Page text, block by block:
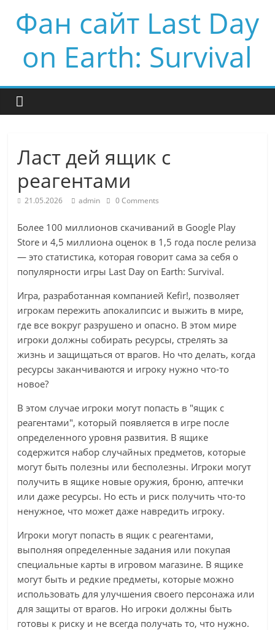
Фан сайт Last Day
on Earth: Survival
Ласт дей ящик с
реагентами
21.05.2026 admin 0 Comments
Более 100 миллионов скачиваний в Google Play
Store и 4,5 миллиона оценок в 1,5 года после релиза
— это статистика, которая говорит сама за себя о
популярности игры Last Day on Earth: Survival.
Игра, разработанная компанией Kefir!, позволяет
игрокам пережить апокалипсис и выжить в мире,
где все вокруг разрушено и опасно. В этом мире
игроки должны собирать ресурсы, стрелять за
жизнь и защищаться от врагов. Но что делать, когда
ресурсы заканчиваются и игроку нужно что-то
новое?
В этом случае игроки могут попасть в "ящик с
реагентами", который появляется в игре после
определенного уровня развития. В ящике
содержится набор случайных предметов, которые
могут быть полезны или бесполезны. Игроки могут
получить в ящике новые оружия, броню, аптечки
или даже ресурсы. Но есть и риск получить что-то
ненужное, что может даже навредить игроку.
Игроки могут попасть в ящик с реагентами,
выполняя определенные задания или покупая
специальные карты в игровом магазине. В ящике
могут быть и редкие предметы, которые можно
использовать для улучшения своего персонажа или
для защиты от врагов. Но игроки должны быть
готовы к риску и не всегда получать то, что нужно.